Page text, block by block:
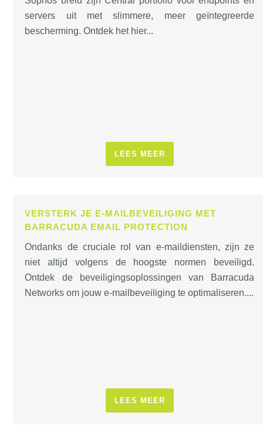
servers uit met slimmere, meer geïntegreerde
bescherming. Ontdek het hier...
LEES MEER
VERSTERK JE E-MAILBEVEILIGING MET
BARRACUDA EMAIL PROTECTION
Ondanks de cruciale rol van e-maildiensten, zijn ze
niet altijd volgens de hoogste normen beveiligd.
Ontdek de beveiligingsoplossingen van Barracuda
Networks om jouw e-mailbeveiliging te optimaliseren....
LEES MEER